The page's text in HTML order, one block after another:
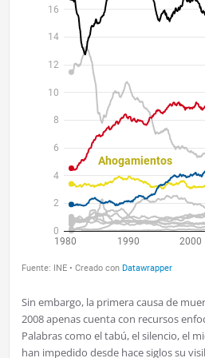
Sin embargo, la primera causa de
2008 apenas cuenta con recursos
Palabras como el tabú, el silencio, el
han impedido desde hace siglos su